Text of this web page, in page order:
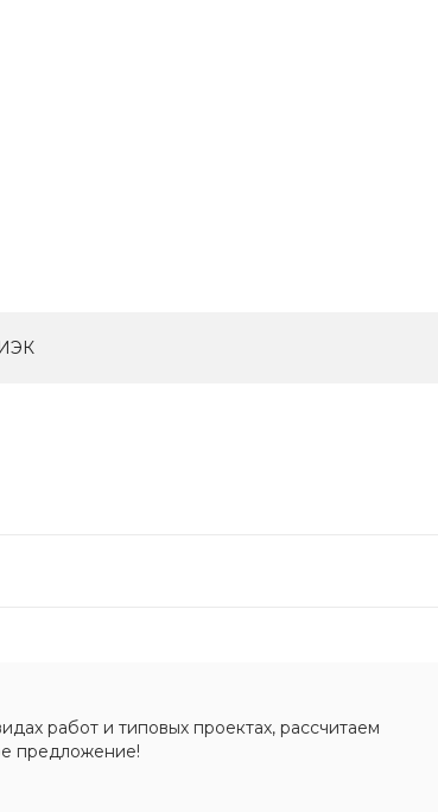
ИЭК
работ и типовых проектах, рассчитаем
предложение!